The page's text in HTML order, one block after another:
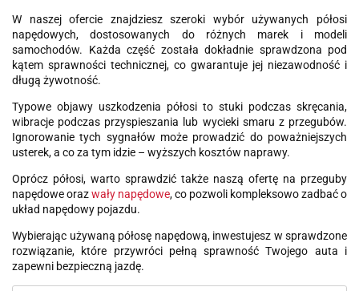
W naszej ofercie znajdziesz szeroki wybór używanych półosi
napędowych, dostosowanych do różnych marek i modeli
samochodów. Każda część została dokładnie sprawdzona pod
kątem sprawności technicznej, co gwarantuje jej niezawodność i
długą żywotność.
Typowe objawy uszkodzenia półosi to stuki podczas skręcania,
wibracje podczas przyspieszania lub wycieki smaru z przegubów.
Ignorowanie tych sygnałów może prowadzić do poważniejszych
usterek, a co za tym idzie – wyższych kosztów naprawy.
Oprócz półosi, warto sprawdzić także naszą ofertę na przeguby
napędowe orazwały napędowe, co pozwoli kompleksowo zadbać o
układ napędowy pojazdu.
Wybierając używaną półosę napędową, inwestujesz w sprawdzone
rozwiązanie, które przywróci pełną sprawność Twojego auta i
zapewni bezpieczną jazdę.